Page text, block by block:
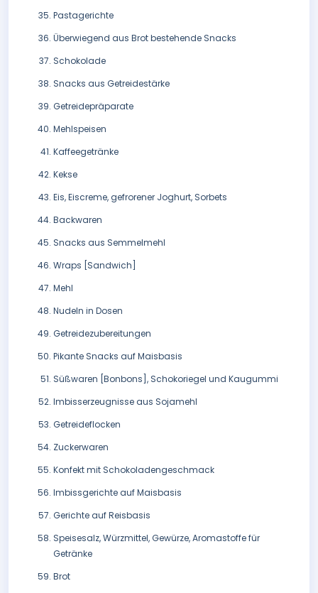
Pastagerichte
Überwiegend aus Brot bestehende Snacks
Schokolade
Snacks aus Getreidestärke
Getreidepräparate
Mehlspeisen
Kaffeegetränke
Kekse
Eis, Eiscreme, gefrorener Joghurt, Sorbets
Backwaren
Snacks aus Semmelmehl
Wraps [Sandwich]
Mehl
Nudeln in Dosen
Getreidezubereitungen
Pikante Snacks auf Maisbasis
Süßwaren [Bonbons], Schokoriegel und Kaugummi
Imbisserzeugnisse aus Sojamehl
Getreideflocken
Zuckerwaren
Konfekt mit Schokoladengeschmack
Imbissgerichte auf Maisbasis
Gerichte auf Reisbasis
Speisesalz, Würzmittel, Gewürze, Aromastoffe für
Getränke
Brot